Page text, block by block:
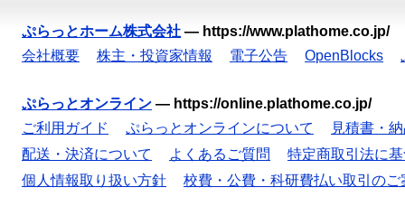
ぷらっとホーム株式会社 — https://www.plathome.co.jp/
会社概要
株主・投資家情報 電子公告 OpenBlocks
ぷらっとオンライン — https://online.plathome.co.jp/
ご利用ガイド
ぷらっとオンラインについて
見積書・
配送・決済について
よくあるご質問
特定商取引法に
個人情報取り扱い方針
校費・公費・科研費払い取引のご